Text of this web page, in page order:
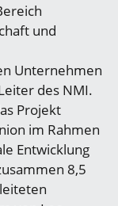
und
Unternehmen
des NMI.
Projekt
im Rahmen
Entwicklung
8,5